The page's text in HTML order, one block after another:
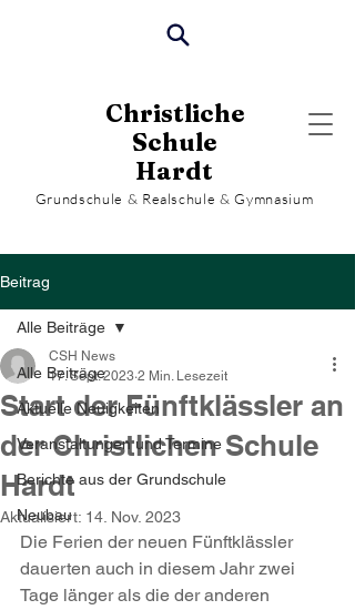
Christliche
Schule
Hardt
Grundschule & Realschule & Gymnasium
Beitrag
Alle Beiträge
Aktuelle Neuigkeiten
Veranstaltungen und Termine
Berichte aus der Grundschule
Neubau
Alle Beiträge
Start der Fünftklässler an
der Christlichen Schule
Hardt
CSH News
17. Sept. 2023 2 Min. Lesezeit
Aktualisiert: 14. Nov. 2023
Die Ferien der neuen Fünftklässler
dauerten auch in diesem Jahr zwei
Tage länger als die der anderen